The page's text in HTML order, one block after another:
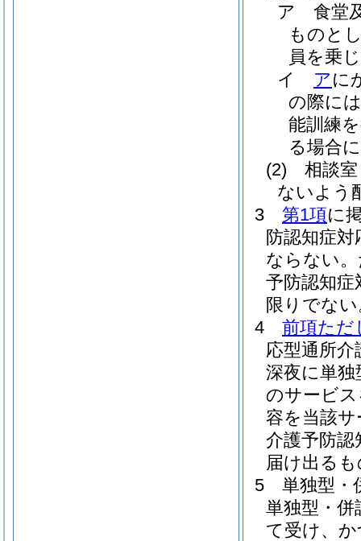
ア
食堂
ものと
員を乗
イ
アに
の際に
能訓練
る場合
(2)
相談
ないよう
3
第1項に
防認知症
ならない。
予防認知
限りでな
4
前項ただ
応型通所介
深夜に単独
のサービ
容を当該
介護予防認
届け出る
5
単独型・
単独型・併
て受け、